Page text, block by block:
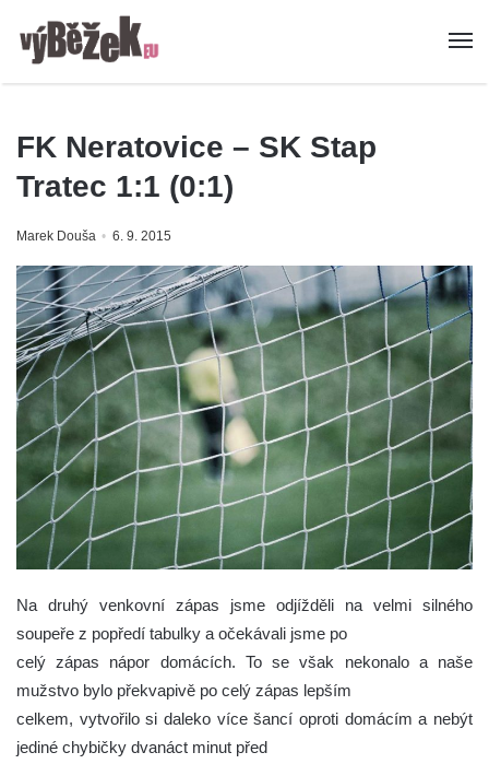
FK Neratovice – SK Stap
Tratec 1:1 (0:1)
Marek Douša 6. 9. 2015
Na druhý venkovní zápas jsme odjížděli na velmi silného
soupeře z popředí tabulky a očekávali jsme po
celý zápas nápor domácích. To se však nekonalo a naše
mužstvo bylo překvapivě po celý zápas lepším
celkem, vytvořilo si daleko více šancí oproti domácím a nebýt
jediné chybičky dvanáct minut před